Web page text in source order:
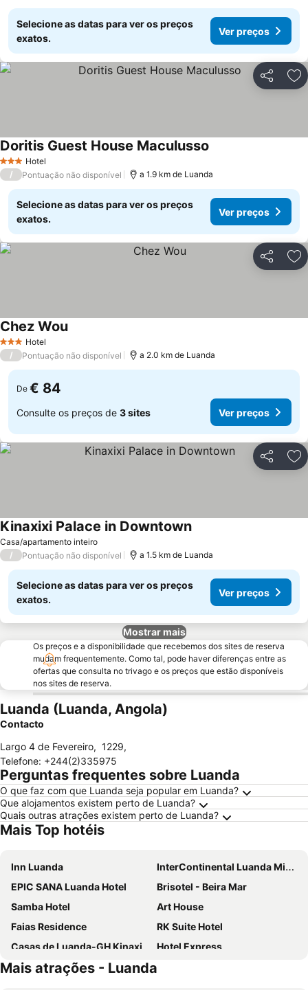
Selecione as datas para ver os preços
exatos.
Ver preços
Partilhar
3 EstrelasHotel
Doritis Guest House Maculusso
/ Pontuação não disponível a 1.9 km de Luanda
Selecione as datas para ver os preços
exatos.
Ver preços
Partilhar
3 EstrelasHotel
Chez WouVer preços
/ Pontuação não disponível a 2.0 km de Luanda
De € 84
Consulte os preços de 3 sites Ver preços
Partilhar
Casa/apartamento inteiro
Kinaxixi Palace in DowntownVer preços
/ Pontuação não disponível a 1.5 km de Luanda
Selecione as datas para ver os preços
exatos.
Ver preços
Mostrar mais
Os preços e a disponibilidade que recebemos dos sites de reserva
mudam frequentemente. Como tal, pode haver diferenças entre as
ofertas que consulta no trivago e os preços que estão disponíveis
nos sites de reserva.
Luanda (Luanda, Angola)
Contacto
Largo 4 de Fevereiro, 1229,
Telefone: +244(2)335975
Perguntas frequentes sobre Luanda
O que faz com que Luanda seja popular em Luanda?
Que alojamentos existem perto de Luanda?
Quais outras atrações existem perto de Luanda?
Mais Top hotéis
Inn Luanda
InterContinental Luanda Miramar by IHG
EPIC SANA Luanda Hotel
Brisotel - Beira Mar
Samba Hotel
Art House
Faias Residence
RK Suite Hotel
Casas de Luanda-GH Kinaxixe
Hotel Express
Skyna Hotel Luanda
Mais atrações - Luanda